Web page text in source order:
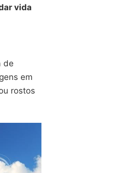
vida
de
em
rostos